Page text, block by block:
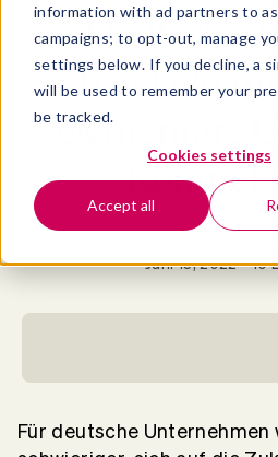
information with ad partners to
campaigns; to opt-out, manage
settings below. If you decline, a
will be used to remember your
be tracked.
Cookies settings
Accept all
Deutsche
entwickeln
elementare
Von Karen
Juni 13, 2022 - 10
Für deutsche Unternehmen